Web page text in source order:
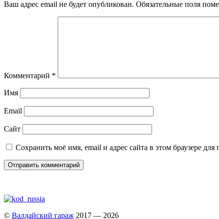
2
Ваш адрес email не будет опубликован. Обязательные поля
Комментарий *
Имя
Email
Сайт
Сохранить моё имя, email и адрес сайта в этом браузере
© Валдайский гараж 2017 — 2026